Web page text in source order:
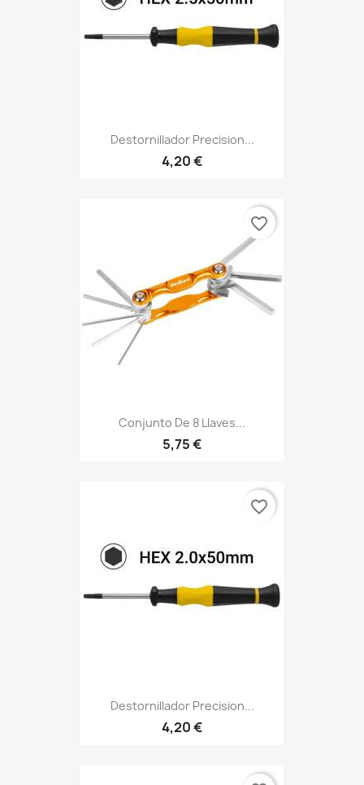
Destornillador Precision...
4,20 €
Conjunto De 8 Llaves...
5,75 €
favorite_border
Destornillador Precision...
4,20 €
favorite_border